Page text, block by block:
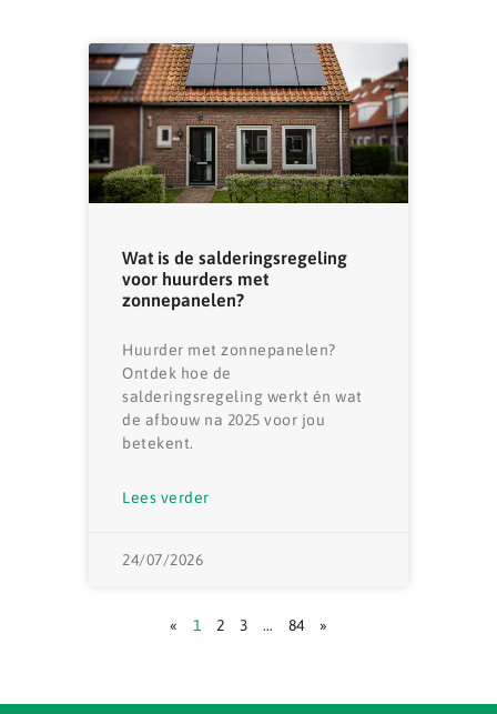
Wat is de salderingsregeling
voor huurders met
zonnepanelen?
Huurder met zonnepanelen?
Ontdek hoe de
salderingsregeling werkt én wat
de afbouw na 2025 voor jou
betekent.
Lees verder
24/07/2026
« 1 2 3 … 84 »